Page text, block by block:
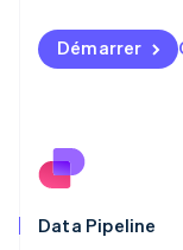
Démarrer
Data Pipeline
English简体中文
Malte
Norvège
English
English